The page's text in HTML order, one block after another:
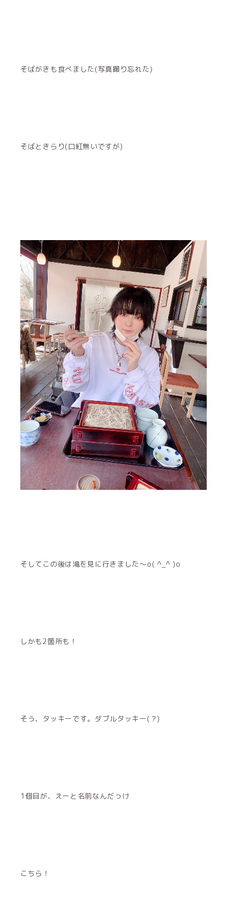
そばがきも食べました(写真撮り忘れた)
そばときらり(口紅無いですが)
そしてこの後は滝を見に行きました〜o( ^_^ )o
しかも2箇所も！
そう、タッキーです。ダブルタッキー(？)
1個目が、えーと名前なんだっけ
こちら！